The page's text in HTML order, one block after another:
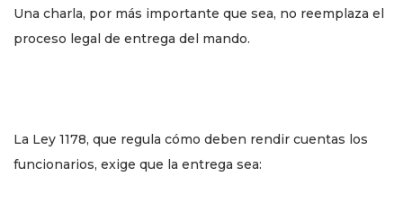
Una charla, por más importante que sea, no reemplaza el
proceso legal de entrega del mando.
La Ley 1178, que regula cómo deben rendir cuentas los
funcionarios, exige que la entrega sea: